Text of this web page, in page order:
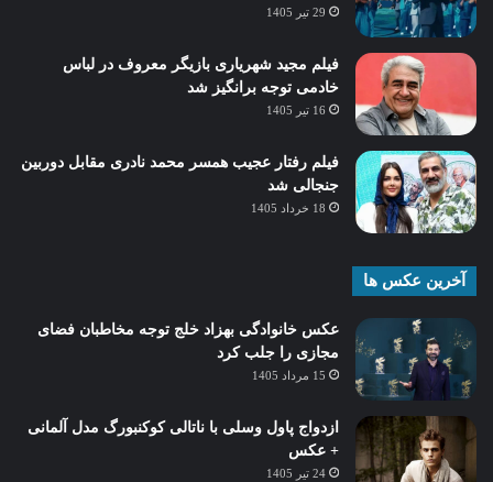
29 تیر 1405
فیلم مجید شهریاری بازیگر معروف در لباس
خادمی توجه برانگیز شد
16 تیر 1405
فیلم رفتار عجیب همسر محمد نادری مقابل دوربین
جنجالی شد
18 خرداد 1405
آخرین عکس ها
عکس خانوادگی بهزاد خلج توجه مخاطبان فضای
مجازی را جلب کرد
15 مرداد 1405
ازدواج پاول وسلی با ناتالی کوکنبورگ مدل آلمانی
+ عکس
24 تیر 1405